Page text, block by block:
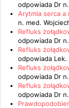
odpowiada Dr
Arytmia serca a
n. med.
Refluks
odpowiada Dr
Refluks
odpowiada Lek.
Refluks
odpowiada Dr
Refluks
odpowiada Dr